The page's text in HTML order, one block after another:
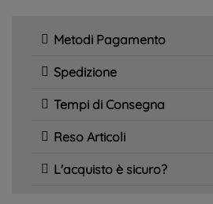
Metodi Pagamento
Spedizione
Tempi di Consegna
Reso Articoli
L'acquisto è sicuro?